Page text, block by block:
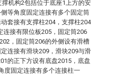
机构2包括位于底座1上方的安
等角度固定连接有多个固定筒
套接有支撑柱204，支撑柱204
连接有限位板205，固定筒206
，固定筒206的外侧设有滑槽
连接有滑块209，滑块209与滑
的正下方设有底盘2015，底盘
度固定连接有多个连接柱一